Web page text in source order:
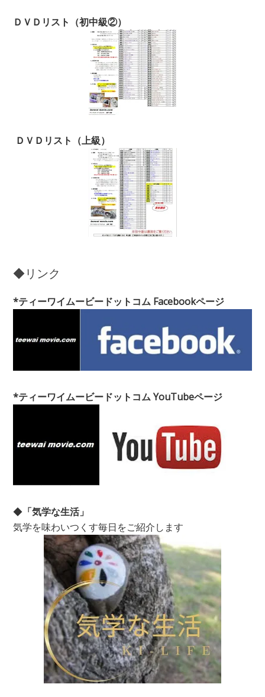
ＤＶＤリスト（初中級②）
ＤＶＤリスト（上級）
◆リンク
*ティーワイムービードットコム Facebookページ
*ティーワイムービードットコム YouTubeページ
◆ 「気学な生活」
気学を味わいつくす毎日をご紹介します